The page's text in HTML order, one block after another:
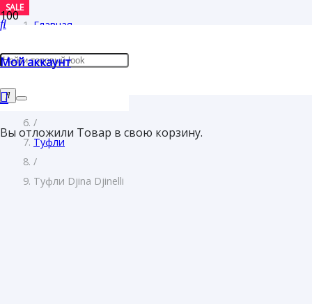
Мой аккаунт
Вы отложили Товар в свою корзину.
Главная
Женщинам
/
Туфли
/
Туфли Djina Djinelli
SALE
SALE
SALE